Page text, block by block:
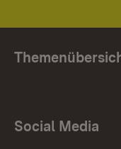
Social Media